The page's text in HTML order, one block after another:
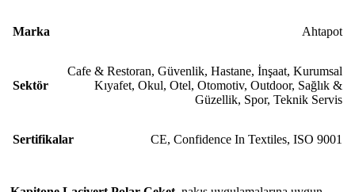
Marka Ahtapot
Sektör
Cafe & Restoran, Güvenlik, Hastane, İnşaat, Kurumsal
Kıyafet, Okul, Otel, Otomotiv, Outdoor, Sağlık &
Güzellik, Spor, Teknik Servis
Sertifikalar CE, Confidence In Textiles, ISO 9001